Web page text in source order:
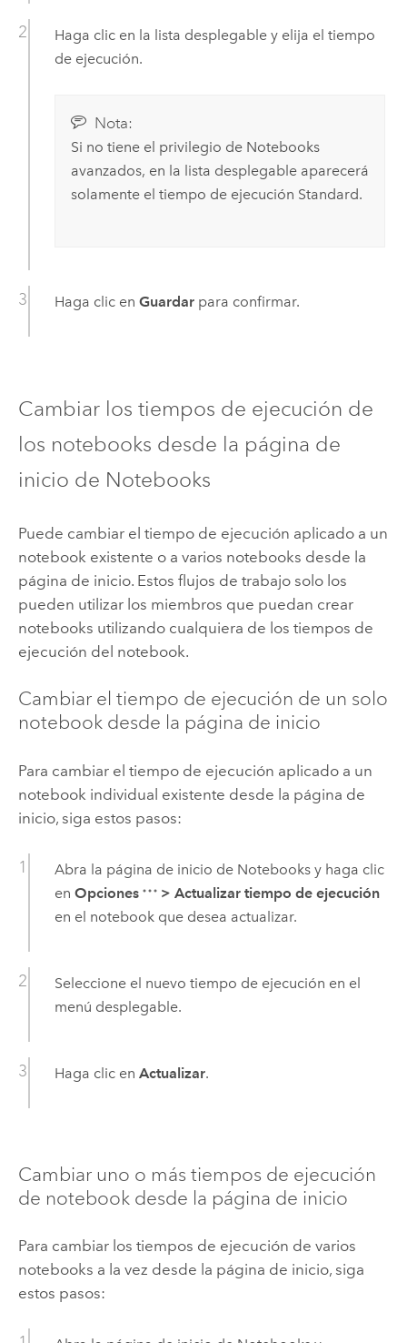
Haga clic en la lista desplegable y elija el tiempo
de ejecución.
Nota:
Si no tiene el privilegio de Notebooks
avanzados, en la lista desplegable aparecerá
solamente el tiempo de ejecución Standard.
Haga clic en Guardarpara confirmar.
Cambiar los tiempos de ejecución de
los notebooks desde la página de
inicio de Notebooks
Puede cambiar el tiempo de ejecución aplicado a un
notebook existente o a varios notebooks desde la
página de inicio. Estos flujos de trabajo solo los
pueden utilizar los miembros que puedan crear
notebooks utilizando cualquiera de los tiempos de
ejecución del notebook.
Cambiar el tiempo de ejecución de un solo
notebook desde la página de inicio
Para cambiar el tiempo de ejecución aplicado a un
notebook individual existente desde la página de
inicio, siga estos pasos:
Abra la página de inicio de Notebooks y haga clic
en Opciones > Actualizar tiempo de ejecución
en el notebook que desea actualizar.
Seleccione el nuevo tiempo de ejecución en el
menú desplegable.
Haga clic en Actualizar.
Cambiar uno o más tiempos de ejecución
de notebook desde la página de inicio
Para cambiar los tiempos de ejecución de varios
notebooks a la vez desde la página de inicio, siga
estos pasos: